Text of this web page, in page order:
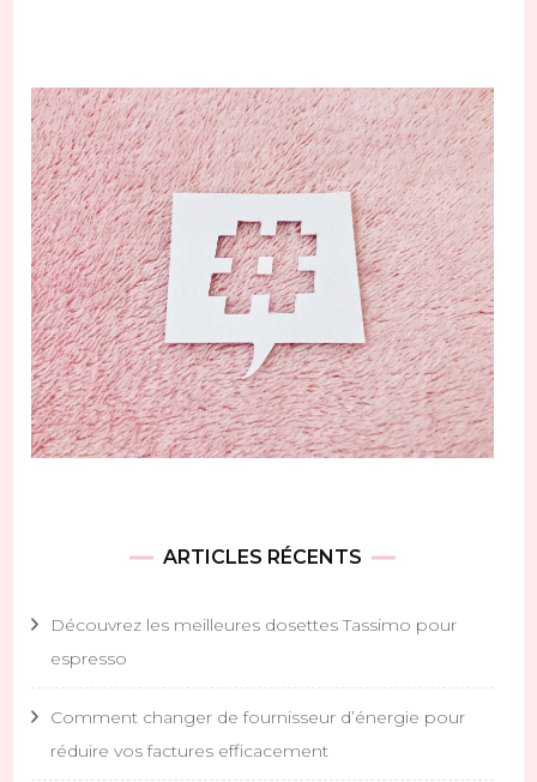
ARTICLES RÉCENTS
Découvrez les meilleures dosettes Tassimo pour
espresso
Comment changer de fournisseur d’énergie pour
réduire vos factures efficacement